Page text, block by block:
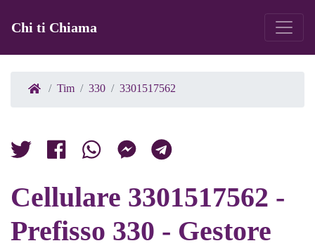
Chi ti Chiama
Tim 330 3301517562
Cellulare 3301517562 -
Prefisso 330 - Gestore